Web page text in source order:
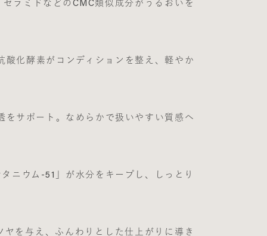
ラミドなどのCMC類似成分がうるおいを
化酵素がコンディションを整え、軽やか
サポート。なめらかで扱いやすい質感へ
ニウム-51」が水分をキープし、しっとり
を与え、ふんわりとした仕上がりに導き